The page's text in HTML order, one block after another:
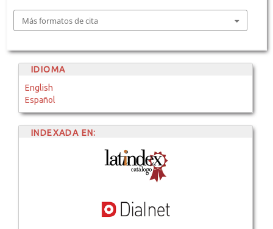
Más formatos de cita
IDIOMA
English
Español
INDEXADA EN: